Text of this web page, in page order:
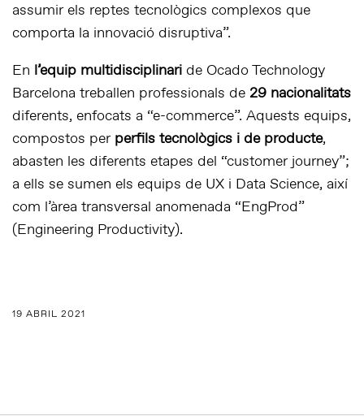
assumir els reptes tecnològics complexos que
comporta la innovació disruptiva”.
En l’equip multidisciplinari de Ocado Technology
Barcelona treballen professionals de 29 nacionalitats
diferents, enfocats a “e-commerce”. Aquests equips,
compostos per perfils tecnològics i de producte,
abasten les diferents etapes del “customer journey”;
a ells se sumen els equips de UX i Data Science, així
com l’àrea transversal anomenada “EngProd”
(Engineering Productivity).
19 ABRIL 2021